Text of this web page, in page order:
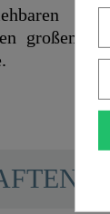
großen